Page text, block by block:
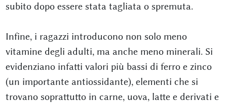
subito dopo essere stata tagliata o spremuta.
Infine, i ragazzi introducono non solo meno
vitamine degli adulti, ma anche meno minerali. Si
evidenziano infatti valori più bassi di ferro e zinco
(un importante antiossidante), elementi che si
trovano soprattutto in carne, uova, latte e derivati e